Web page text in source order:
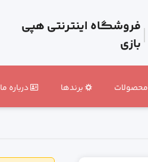
فروشگاه اینترنتی هپی
بازی
محصولات برندها درباره ما